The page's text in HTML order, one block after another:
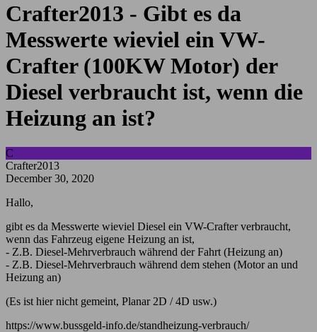
Crafter2013 - Gibt es da
Messwerte wieviel ein VW-
Crafter (100KW Motor) der
Diesel verbraucht ist, wenn die
Heizung an ist?
C
Crafter2013
December 30, 2020
Hallo,
gibt es da Messwerte wieviel Diesel ein VW-Crafter verbraucht,
wenn das Fahrzeug eigene Heizung an ist,
- Z.B. Diesel-Mehrverbrauch während der Fahrt (Heizung an)
- Z.B. Diesel-Mehrverbrauch während dem stehen (Motor an und
Heizung an)
(Es ist hier nicht gemeint, Planar 2D / 4D usw.)
https://www.bussgeld-info.de/standheizung-verbrauch/